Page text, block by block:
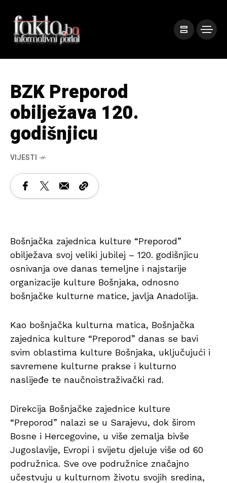
BZK Preporod
obilježava 120.
godišnjicu
VIJESTI
Bošnjačka zajednica kulture “Preporod”
obilježava svoj veliki jubilej – 120. godišnjicu
osnivanja ove danas temeljne i najstarije
organizacije kulture Bošnjaka, odnosno
bošnjačke kulturne matice, javlja Anadolija.
Kao bošnjačka kulturna matica, Bošnjačka
zajednica kulture “Preporod” danas se bavi
svim oblastima kulture Bošnjaka, uključujući i
savremene kulturne prakse i kulturno
naslijeđe te naučnoistraživački rad.
Direkcija Bošnjačke zajednice kulture
“Preporod” nalazi se u Sarajevu, dok širom
Bosne i Hercegovine, u više zemalja bivše
Jugoslavije, Evropi i svijetu djeluje više od 60
podružnica. Sve ove podružnice značajno
učestvuju u kulturnom životu svojih sredina,